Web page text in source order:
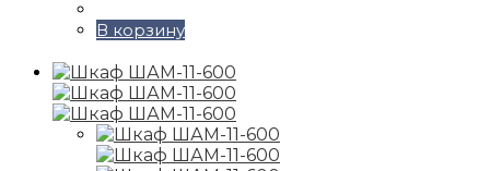
В корзину